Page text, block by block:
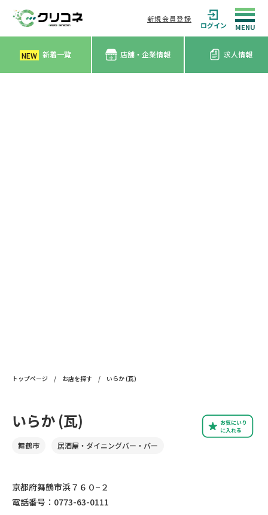
新規会員登録
ログイン
NEW 新着一覧 店舗・企業情報 求人情報
トップページ / お店を探す / いらか (瓦)
お気にいり
に入れる
いらか (瓦)
舞鶴市 居酒屋・ダイニングバー・バー
京都府舞鶴市浜７６０−２
電話番号：0773-63-0111